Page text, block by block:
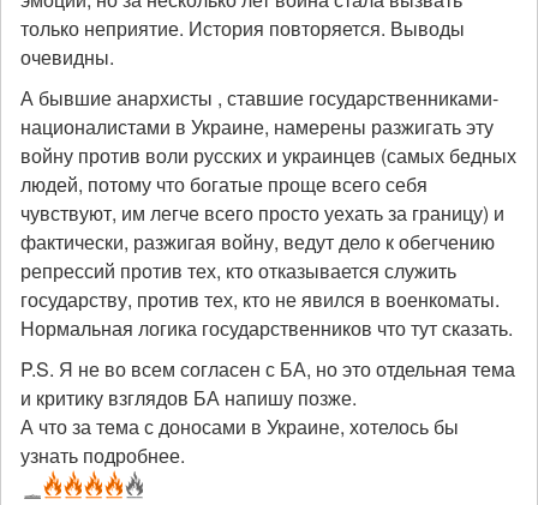
только неприятие. История повторяется. Выводы
очевидны.
А бывшие анархисты , ставшие государственниками-
националистами в Украине, намерены разжигать эту
войну против воли русских и украинцев (самых бедных
людей, потому что богатые проще всего себя
чувствуют, им легче всего просто уехать за границу) и
фактически, разжигая войну, ведут дело к обегчению
репрессий против тех, кто отказывается служить
государству, против тех, кто не явился в военкоматы.
Нормальная логика государственников что тут сказать.
P.S. Я не во всем согласен с БА, но это отдельная тема
и критику взглядов БА напишу позже.
А что за тема с доносами в Украине, хотелось бы
узнать подробнее.